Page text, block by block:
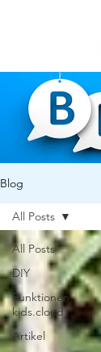
Blog
All Posts
DIY
Funktionen
kids.cloud
Artikel
All Posts